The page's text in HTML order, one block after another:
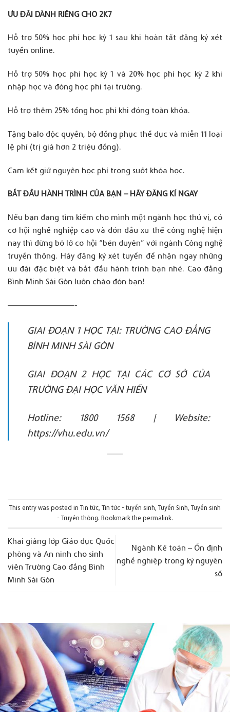
ƯU ĐÃI DÀNH RIÊNG CHO 2K7
Hỗ trợ 50% học phí học kỳ 1 sau khi hoàn tất đăng ký xét
tuyển online.
Hỗ trợ 50% học phí học kỳ 1 và 20% học phí học kỳ 2 khi
nhập học và đóng học phí tại trường.
Hỗ trợ thêm 25% tổng học phí khi đóng toàn khóa.
Tặng balo độc quyền, bộ đồng phục thể dục và miễn 11 loại
lệ phí (trị giá hơn 2 triệu đồng).
Cam kết giữ nguyên học phí trong suốt khóa học.
BẮT ĐẦU HÀNH TRÌNH CỦA BẠN – HÃY ĐĂNG KÍ NGAY
Nếu bạn đang tìm kiếm cho mình một ngành học thú vị, có
cơ hội nghề nghiệp cao và đón đầu xu thế công nghệ hiện
nay thì đừng bỏ lỡ cơ hội “bén duyên” với ngành Công nghệ
truyền thông. Hãy đăng ký xét tuyển để nhận ngay những
ưu đãi đặc biệt và bắt đầu hành trình bạn nhé. Cao đẳng
Bình Minh Sài Gòn luôn chào đón bạn!
——————————-
GIAI ĐOẠN 1 HỌC TẠI: TRƯỜNG CAO ĐẲNG
BÌNH MINH SÀI GÒN ​
GIAI ĐOẠN 2 HỌC TẠI CÁC CƠ SỞ CỦA
TRƯỜNG ĐẠI HỌC VĂN HIẾN ​
Hotline: 1800 1568 | Website:
https://vhu.edu.vn/​
This entry was posted in Tin tức, Tin tức - tuyển sinh, Tuyển Sinh, Tuyển sinh
- Truyền thông. Bookmark the permalink.
Khai giảng lớp Giáo dục Quốc
phòng và An ninh cho sinh
viên Trường Cao đẳng Bình
Minh Sài Gòn
Ngành Kế toán – Ổn định
nghề nghiệp trong kỷ nguyên
số